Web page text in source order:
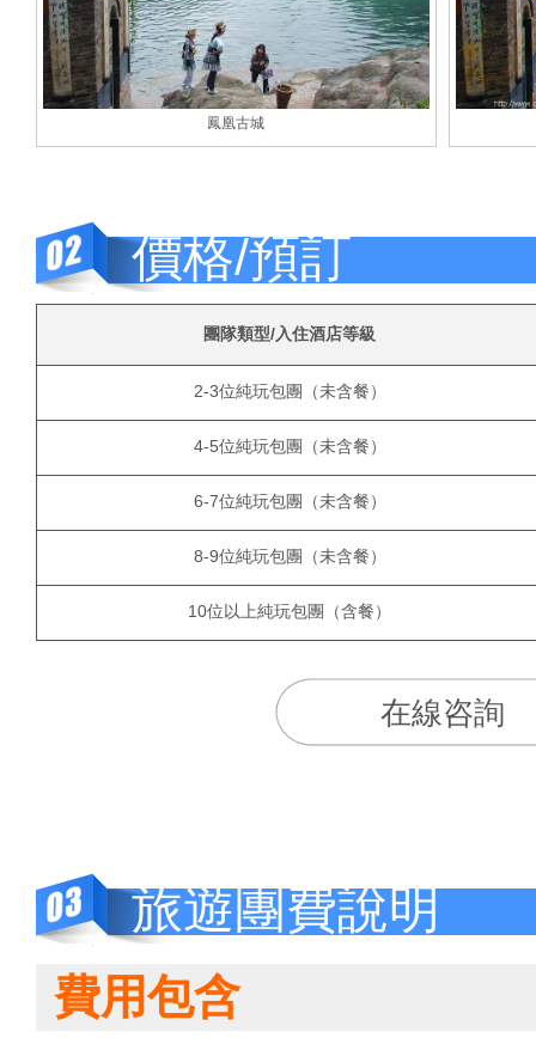
鳳凰古城
價格/預訂
團隊類型/入住酒店等級
2-3位純玩包團（未含餐）
4-5位純玩包團（未含餐）
6-7位純玩包團（未含餐）
8-9位純玩包團（未含餐）
10位以上純玩包團（含餐）
在線咨詢
旅遊團費說明
費用包含